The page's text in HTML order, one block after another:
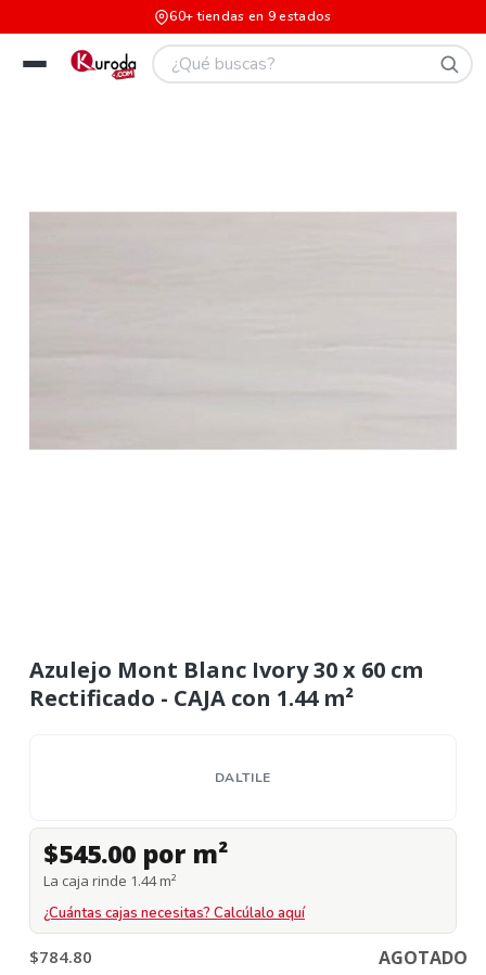
60+ tiendas en 9 estados
Azulejo Mont Blanc Ivory 30 x 60 cm
Rectificado - CAJA con 1.44 m²
DALTILE
$545.00 por m²
La caja rinde 1.44 m²
¿Cuántas cajas necesitas? Calcúlalo aquí
$784.80
AGOTADO